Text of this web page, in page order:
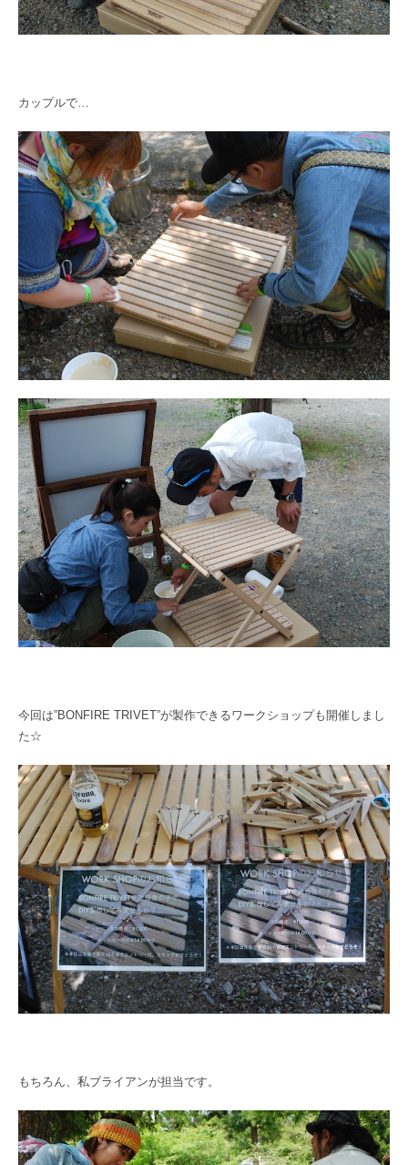
カップルで…
今回は”BONFIRE TRIVET”が製作できるワークショップも開催しまし
た☆
もちろん、私ブライアンが担当です。